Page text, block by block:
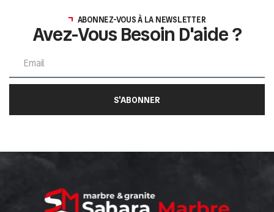
ABONNEZ-VOUS À LA NEWSLETTER
Avez-Vous Besoin D'aide ?
S'ABONNER